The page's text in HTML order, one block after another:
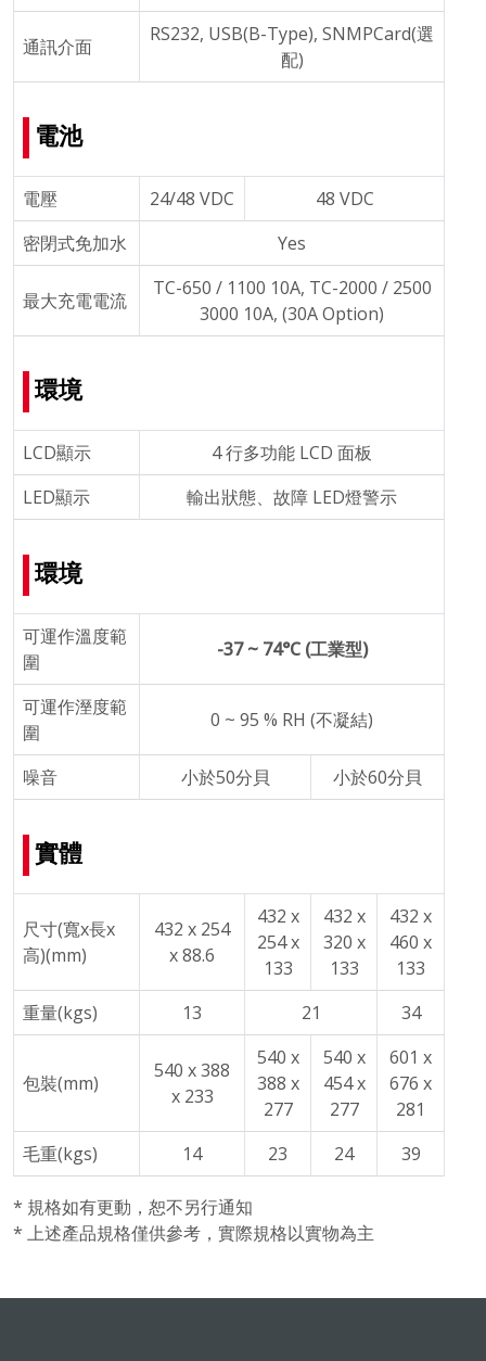
通訊介面
RS232, USB(B-Type), SNMPCard(選
配)
電池
電壓 24/48 VDC
48 VDC
密閉式免加水
Yes
最大充電電流
TC-650 / 1100 10A, TC-2000 / 2500
3000 10A, (30A Option)
環境
LCD顯示
4 行多功能 LCD 面板
LED顯示
輸出狀態、故障 LED燈警示
環境
可運作溫度範
圍
-37 ~ 74°C (工業型)
可運作溼度範
圍
0 ~ 95 % RH (不凝結)
噪音 小於50分貝 小於60分貝
實體
尺寸(寬x長x
高)(mm)
432 x 254
x 88.6
432 x
254 x
133
432 x
320 x
133
432 x
460 x
133
重量(kgs)
13 21 34
包裝(mm)
540 x 388
x 233
540 x
388 x
277
540 x
454 x
277
601 x
676 x
281
毛重(kgs)
14 23 24 39
* 規格如有更動，恕不另行通知
* 上述產品規格僅供參考，實際規格以實物為主